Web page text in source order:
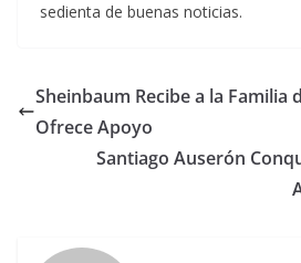
sedienta de buenas noticias.
Sheinbaum Recibe a la Familia
Ofrece Apoyo
Santiago Auserón